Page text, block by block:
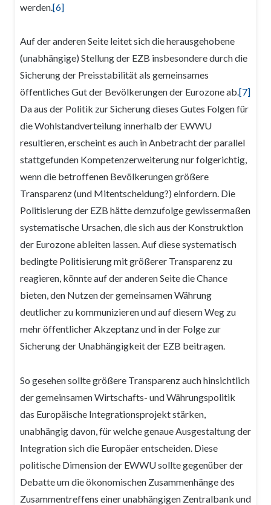
werden.[6]
Auf der anderen Seite leitet sich die herausgehobene
(unabhängige) Stellung der EZB insbesondere durch die
Sicherung der Preisstabilität als gemeinsames
öffentliches Gut der Bevölkerungen der Eurozone ab.[7]
Da aus der Politik zur Sicherung dieses Gutes Folgen für
die Wohlstandverteilung innerhalb der EWWU
resultieren, erscheint es auch in Anbetracht der parallel
stattgefunden Kompetenzerweiterung nur folgerichtig,
wenn die betroffenen Bevölkerungen größere
Transparenz (und Mitentscheidung?) einfordern. Die
Politisierung der EZB hätte demzufolge gewissermaßen
systematische Ursachen, die sich aus der Konstruktion
der Eurozone ableiten lassen. Auf diese systematisch
bedingte Politisierung mit größerer Transparenz zu
reagieren, könnte auf der anderen Seite die Chance
bieten, den Nutzen der gemeinsamen Währung
deutlicher zu kommunizieren und auf diesem Weg zu
mehr öffentlicher Akzeptanz und in der Folge zur
Sicherung der Unabhängigkeit der EZB beitragen.
So gesehen sollte größere Transparenz auch hinsichtlich
der gemeinsamen Wirtschafts- und Währungspolitik
das Europäische Integrationsprojekt stärken,
unabhängig davon, für welche genaue Ausgestaltung der
Integration sich die Europäer entscheiden. Diese
politische Dimension der EWWU sollte gegenüber der
Debatte um die ökonomischen Zusammenhänge des
Zusammentreffens einer unabhängigen Zentralbank und